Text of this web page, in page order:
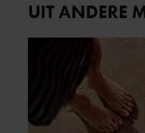
UIT ANDERE